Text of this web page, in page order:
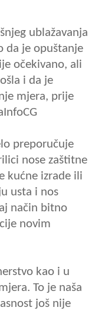
ublažavanja
da je opuštanje
očekivano, ali
i da je
mjera, prije
preporučuje
nose zaštitne
kućne izrade ili
usta i nos
način bitno
novim
kao i u
To je naša
još nije